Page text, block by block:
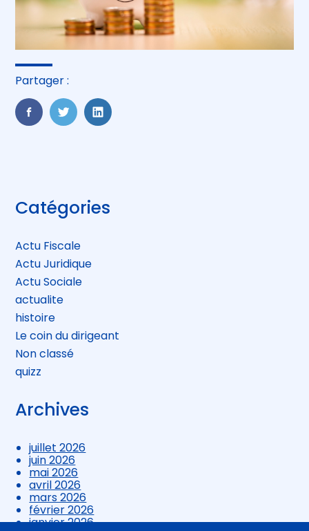
Partager :
FaceBook
TwitterLinkedIn
Blog
sidebar
Catégories
Actu Fiscale
Actu Juridique
Actu Sociale
actualite
histoire
Le coin du dirigeant
Non classé
quizz
Archives
juillet 2026
juin 2026
mai 2026
avril 2026
mars 2026
février 2026
janvier 2026